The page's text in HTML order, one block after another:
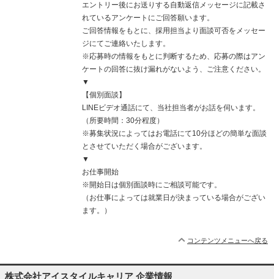
エントリー後にお送りする自動返信メッセージに記載さ
れているアンケートにご回答願います。
ご回答情報をもとに、採用担当より面談可否をメッセー
ジにてご連絡いたします。
※応募時の情報をもとに判断するため、応募の際はアン
ケートの回答に抜け漏れがないよう、ご注意ください。
▼
【個別面談】
LINEビデオ通話にて、当社担当者がお話を伺います。
（所要時間：30分程度）
※募集状況によってはお電話にて10分ほどの簡単な面談
とさせていただく場合がございます。
▼
お仕事開始
※開始日は個別面談時にご相談可能です。
（お仕事によっては就業日が決まっている場合がござい
ます。）
コンテンツメニューへ戻る
株式会社アイスタイルキャリア 企業情報